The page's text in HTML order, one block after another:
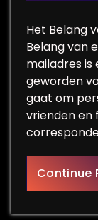
Het Belang
Belang van
mailadres is
geworden
gaat om
vrienden en
Continue